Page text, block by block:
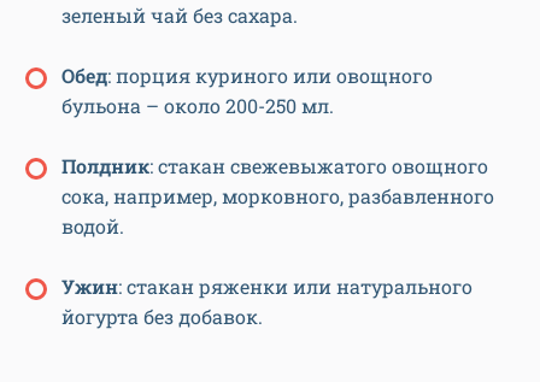
зеленый чай без сахара.
Обед: порция куриного или овощного
бульона – около 200-250 мл.
Полдник: стакан свежевыжатого овощного
сока, например, морковного, разбавленного
водой.
Ужин: стакан ряженки или натурального
йогурта без добавок.